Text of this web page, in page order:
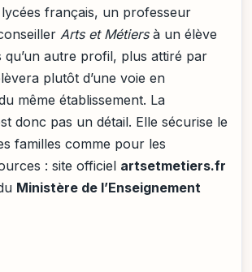
français, un professeur
Arts et Métiersà un élève
qu’un autre profil, plus attiré par
plutôt d’une voie en
même établissement. La
donc pas un détail. Elle sécurise le
familles comme pour les
: site officiel artsetmetiers.fr
Ministère de l’Enseignement